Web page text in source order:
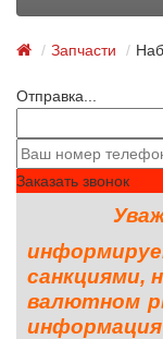
Запчасти
Отправка...
Заказать звонок
санкциями,
валютном